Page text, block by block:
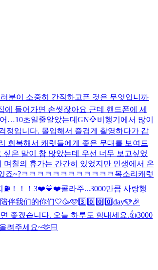
분이 소중히 간직하고픈 것은 무엇입니까
에 들어가면 손씻잖아요 근데 핸드폰에 세
…10초일줄알았는데 GN💎비행기에서 많이
정입니다. 몰입해서 즐겁게 촬영하다가 갑
회복해서 캐럿들에게 좋은 무대를 보여드
은 말이 참 많았는데 우선 너무 보고싶었
칠의 휴가는 간간히 있었지만 인생에서 온
죠~?ㅋㅋㅋㅋㅋㅋㅋㅋㅋㅋㅋㅋ 목소리 캐럿
！！！ 3❤️💛❤️콜라주...3000만큼 사랑행
伴我们的你们🤍🥳🩷3️⃣0️⃣0️⃣0️⃣day🩵🎉
좋겠습니다. 오늘 하루도 힘내세요.👍3000
려주세요~🫶🏻